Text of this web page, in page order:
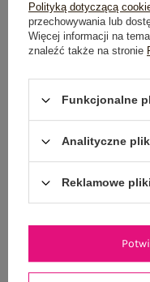
49,99
XSSMXL
Polityką dotyczącą
przechowywania lub
Więcej informacji na
znaleźć także na stronie
Funkcjonalne
Analityczne
Reklamowe